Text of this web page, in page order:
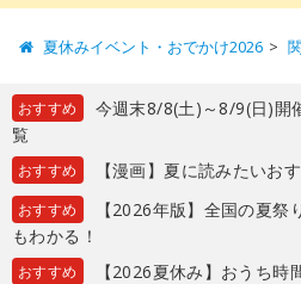
夏休みイベント・おでかけ2026
おすすめ
今週末8/8(土)～8/9(日)開
覧
おすすめ 【漫画】夏に読みたいお
おすすめ
【2026年版】全国の夏
もわかる！
おすすめ
【2026夏休み】おうち